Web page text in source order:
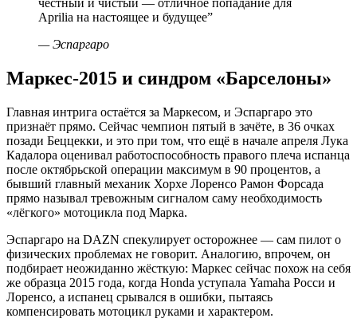
честный и чистый — отличное попадание для
Aprilia на настоящее и будущее”
—Эспаргаро
Маркес-2015 и синдром «Барселоны»
Главная интрига остаётся за Маркесом, и Эспаргаро это
признаёт прямо. Сейчас чемпион пятый в зачёте, в 36 очках
позади Беццекки, и это при том, что ещё в начале апреля Лука
Кадалора оценивал работоспособность правого плеча испанца
после октябрьской операции максимум в 90 процентов, а
бывший главный механик Хорхе Лоренсо Рамон Форсада
прямо называл тревожным сигналом саму необходимость
«лёгкого» мотоцикла под Марка.
Эспаргаро на DAZN спекулирует осторожнее — сам пилот о
физических проблемах не говорит. Аналогию, впрочем, он
подбирает неожиданно жёсткую: Маркес сейчас похож на себя
же образца 2015 года, когда Honda уступала Yamaha Росси и
Лоренсо, а испанец срывался в ошибки, пытаясь
компенсировать мотоцикл руками и характером.